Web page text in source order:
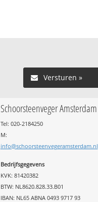
Versturen »
Schoorsteenveger Amsterdam
Tel: 020-2184250
M:
info@schoorsteenvegeramsterdam.nl
Bedrijfsgegevens
KVK: 81420382
BTW: NL8620.828.33.B01
IBAN: NL65 ABNA 0493 9717 93